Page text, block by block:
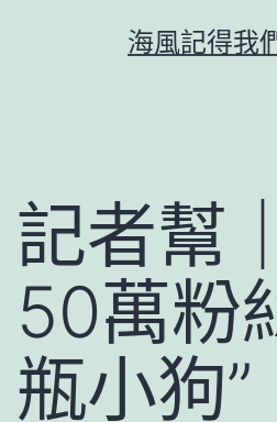
容
海風記得我
記者幫
50萬粉
瓶小狗